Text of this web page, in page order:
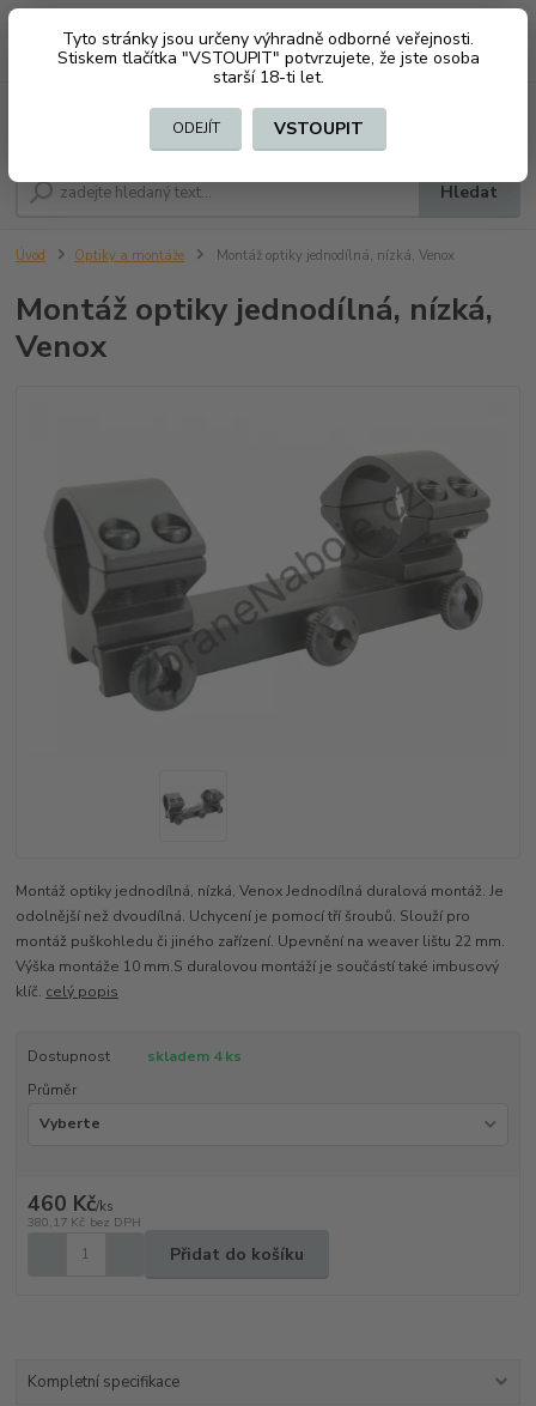
Tyto stránky jsou určeny výhradně odborné veřejnosti.
Stiskem tlačítka "VSTOUPIT" potvrzujete, že jste osoba
starší 18-ti let.
ODEJÍT VSTOUPIT
CZK
Hledat
+420 603794370 za0 Kč
Úvod Optiky a montáže Montáž optiky jednodílná, nízká, Venox
Montáž optiky jednodílná, nízká,
Venox
Montáž optiky jednodílná, nízká, Venox Jednodílná duralová montáž. Je
odolnější než dvoudílná. Uchycení je pomocí tří šroubů. Slouží pro
montáž puškohledu či jiného zařízení. Upevnění na weaver lištu 22 mm.
Výška montáže 10 mm.S duralovou montáží je součástí také imbusový
klíč. celý popis
Dostupnost
skladem 4 ks
Průměr
460 Kč/ks
380,17 Kč bez DPH
Přidat do košíku
Kompletní specifikace